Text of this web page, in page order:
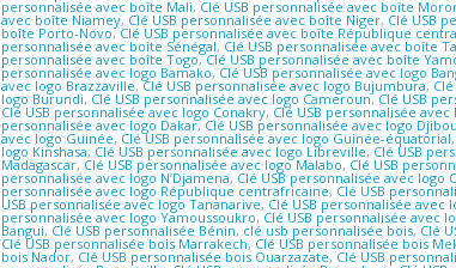
personnalisée avec boîte Mali, Clé USB personnalisée avec boîte
avec boîte Niamey, Clé USB personnalisée avec boîte Niger, Clé USB
boîte Porto-Novo, Clé USB personnalisée avec boîte République
personnalisée avec boîte Sénégal, Clé USB personnalisée avec boîte
personnalisée avec boîte Togo,Clé USB personnalisée avec boîte
personnalisée avec logo Bamako, Clé USB personnalisée avec logo
avec logo Brazzaville,Clé USB personnalisée avec logo Bujumbura,
logo Burundi, Clé USB personnalisée avec logo Cameroun, Clé USB
Clé USB personnalisée avec logo Conakry, Clé USB personnalisée avec
personnalisée avec logo Dakar, Clé USB personnalisée avec logo
avec logo Guinée, Clé USB personnalisée avec logo Guinée-équatorial,
logo Kinshasa, Clé USB personnalisée avec logo Libreville, Clé USB
Madagascar, Clé USB personnalisée avec logo Malabo, Clé USB
personnalisée avec logo N’Djamena, Clé USB personnalisée avec logo
personnalisée avec logo République centrafricaine, Clé USB
USB personnalisée avec logo Tananarive, Clé USB personnalisée avec
personnalisée avec logo Yamoussoukro, Clé USB personnalisée avec
Bangui, Clé USB personnalisée Bénin, clé usb personnalisée bois, Clé
Clé USB personnalisée bois Marrakech, Clé USB personnalisée bois
bois Nador, Clé USB personnalisée bois Ouarzazate, Clé USB